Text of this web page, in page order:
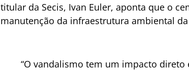
titular da Secis, Ivan Euler, aponta que o
manutenção da infraestrutura ambiental
“O vandalismo tem um impacto